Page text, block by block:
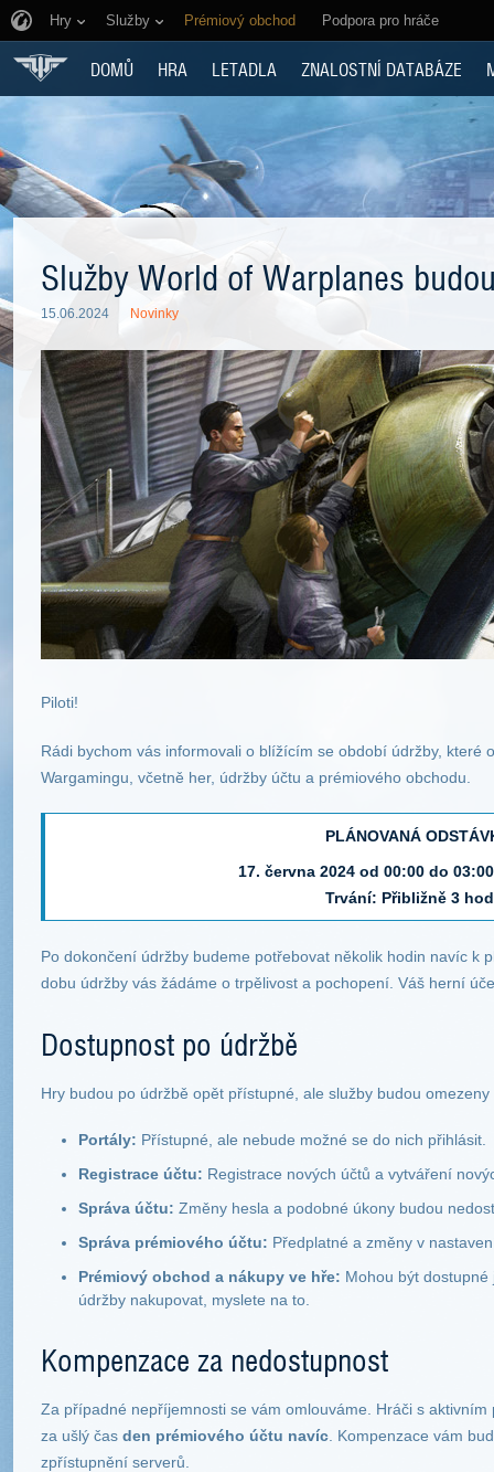
Hry Služby Prémiový obchod Podpora pro hráče
DOMŮ HRA LETADLA ZNALOSTNÍ DATABÁZE
Služby World of Warplanes
15.06.2024 Novinky
Piloti!
Rádi bychom vás informovali o blížícím se období údržby, které
Wargamingu, včetně her, údržby účtu a prémiového obchodu.
PLÁNOVANÁ
17. června 2024 od 00:00 do
Trvání: Přibližně 3
Po dokončení údržby budeme potřebovat několik hodin navíc k
dobu údržby vás žádáme o trpělivost a pochopení. Váš herní
Dostupnost po údržbě
Hry budou po údržbě opět přístupné, ale služby budou
Portály: Přístupné, ale nebude možné se do nich přihlásit.
Registrace účtu: Registrace nových účtů a vytváření
Správa účtu: Změny hesla a podobné úkony budou
Správa prémiového účtu: Předplatné a změny v
Prémiový obchod a nákupy ve hře: Mohou být
údržby nakupovat, myslete na to.
Kompenzace za nedostupnost
Za případné nepříjemnosti se vám omlouváme. Hráči s
za ušlý čas den prémiového účtu navíc . Kompenzace vám
zpřístupnění serverů.